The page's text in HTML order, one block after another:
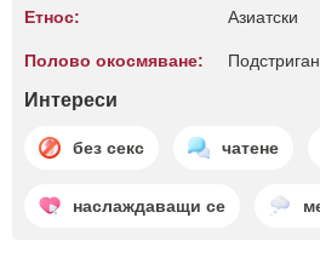
Етнос: Азиатски
Полово окосмяване:
Интереси
без секс чатене
наслаждаващи се